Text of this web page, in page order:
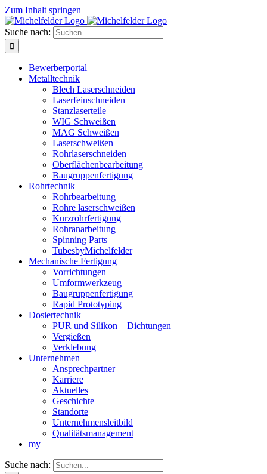
Zum Inhalt springen
Suche nach:
Bewerberportal
Metalltechnik
Blech Laserschneiden
Laserfeinschneiden
Stanzlaserteile
WIG Schweißen
MAG Schweißen
Laserschweißen
Rohrlaserschneiden
Oberflächenbearbeitung
Baugruppenfertigung
Rohrtechnik
Rohrbearbeitung
Rohre laserschweißen
Kurzrohrfertigung
Rohranarbeitung
Spinning Parts
TubesbyMichelfelder
Mechanische Fertigung
Vorrichtungen
Umformwerkzeug
Baugruppenfertigung
Rapid Prototyping
Dosiertechnik
PUR und Silikon – Dichtungen
Vergießen
Verklebung
Unternehmen
Ansprechpartner
Karriere
Aktuelles
Geschichte
Standorte
Unternehmensleitbild
Qualitätsmanagement
my
Suche nach: